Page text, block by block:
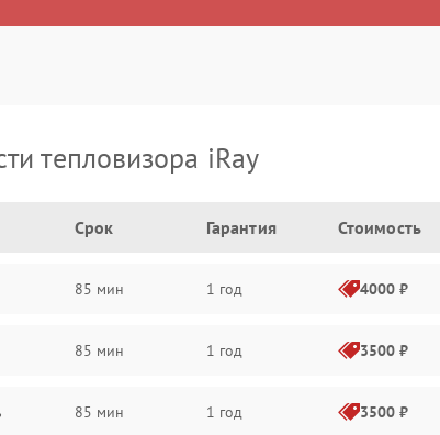
тепловизора iRay
Срок Гарантия Стоимость
85 мин 1 год 4000 ₽
85 мин 1 год 3500 ₽
85 мин 1 год 3500 ₽